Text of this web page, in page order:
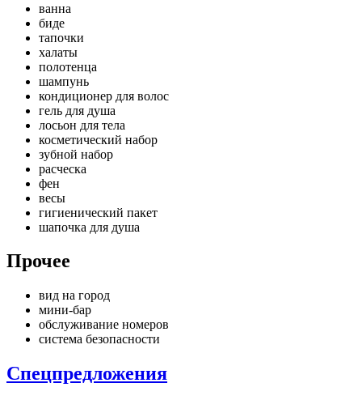
ванна
биде
тапочки
халаты
полотенца
шампунь
кондиционер для волос
гель для душа
лосьон для тела
косметический набор
зубной набор
расческа
фен
весы
гигиенический пакет
шапочка для душа
Прочее
вид на город
мини-бар
обслуживание номеров
система безопасности
Спецпредложения